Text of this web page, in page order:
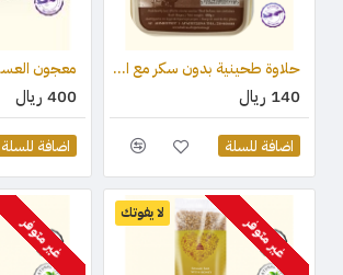
حلاوة طحينية بدون سكر مع المحليات (ستيفيا) والكاكاو 450 جرام
140 ريال
اضافة للسلة
400 ريال
اضافة للسلة
لا يفوتك
غير متوفر غير متوفر